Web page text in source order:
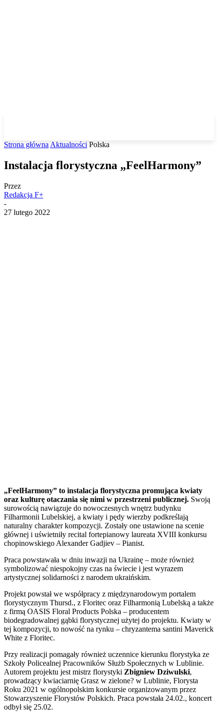
Strona główna Aktualności Polska
Instalacja florystyczna „FeelHarmony”
Przez
Redakcja F+
-
27 lutego 2022
„FeelHarmony” to instalacja florystyczna promująca kwiaty
oraz kulturę otaczania się nimi w przestrzeni publicznej. Swoją
surowością nawiązuje do nowoczesnych wnętrz budynku
Filharmonii Lubelskiej, a kwiaty i pędy wierzby podkreślają
naturalny charakter kompozycji. Zostały one ustawione na scenie
głównej i uświetniły recital fortepianowy laureata XVIII konkursu
chopinowskiego Alexander Gadjiev – Pianist.
Praca powstawała w dniu inwazji na Ukrainę – może również
symbolizować niespokojny czas na świecie i jest wyrazem
artystycznej solidarności z narodem ukraińskim.
Projekt powstał we współpracy z międzynarodowym portalem
florystycznym Thursd., z Floritec oraz Filharmonią Lubelską a także
z firmą OASIS Floral Products Polska – producentem
biodegradowalnej gąbki florystycznej użytej do projektu. Kwiaty w
tej kompozycji, to nowość na rynku – chryzantema santini Maverick
White z Floritec.
Przy realizacji pomagały również uczennice kierunku florystyka ze
Szkoły Policealnej Pracowników Służb Społecznych w Lublinie.
Autorem projektu jest mistrz florystyki Zbigniew Dziwulski,
prowadzący kwiaciarnię Grasz w zielone? w Lublinie, Florysta
Roku 2021 w ogólnopolskim konkursie organizowanym przez
Stowarzyszenie Florystów Polskich. Praca powstała 24.02., koncert
odbył się 25.02.